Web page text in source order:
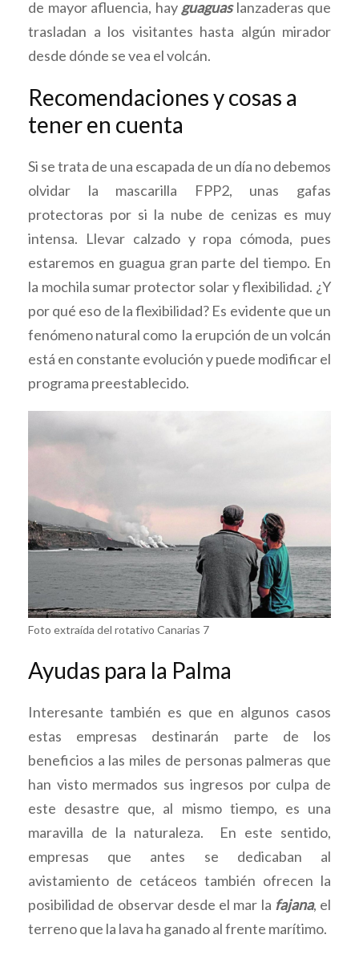
de mayor afluencia, hay guaguaslanzaderas que
trasladan a los visitantes hasta algún mirador
desde dónde se vea el volcán.
Recomendaciones y cosas a
tener en cuenta
Si se trata de una escapada de un día no debemos
olvidar la mascarilla FPP2, unas gafas
protectoras por si la nube de cenizas es muy
intensa. Llevar calzado y ropa cómoda, pues
estaremos en guagua gran parte del tiempo. En
la mochila sumar protector solar y flexibilidad. ¿Y
por qué eso de la flexibilidad? Es evidente que un
fenómeno natural como la erupción de un volcán
está en constante evolución y puede modificar el
programa preestablecido.
Foto extraída del rotativo Canarias 7
Ayudas para la Palma
Interesante también es que en algunos casos
estas empresas destinarán parte de los
beneficios a las miles de personas palmeras que
han visto mermados sus ingresos por culpa de
este desastre que, al mismo tiempo, es una
maravilla de la naturaleza. En este sentido,
empresas que antes se dedicaban al
avistamiento de cetáceos también ofrecen la
posibilidad de observar desde el mar la fajana, el
terreno que la lava ha ganado al frente marítimo.